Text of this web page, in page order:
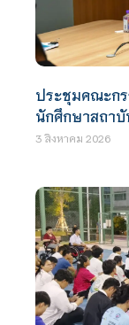
ประชุมคณะก
นักศึกษาสถาบั
3 สิงหาคม 2026